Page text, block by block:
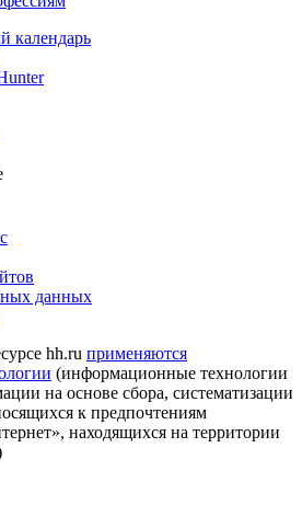
календарь
данных
hh.ru применяются
(информационные технологии
на основе сбора, систематизации
к предпочтениям
находящихся на территории